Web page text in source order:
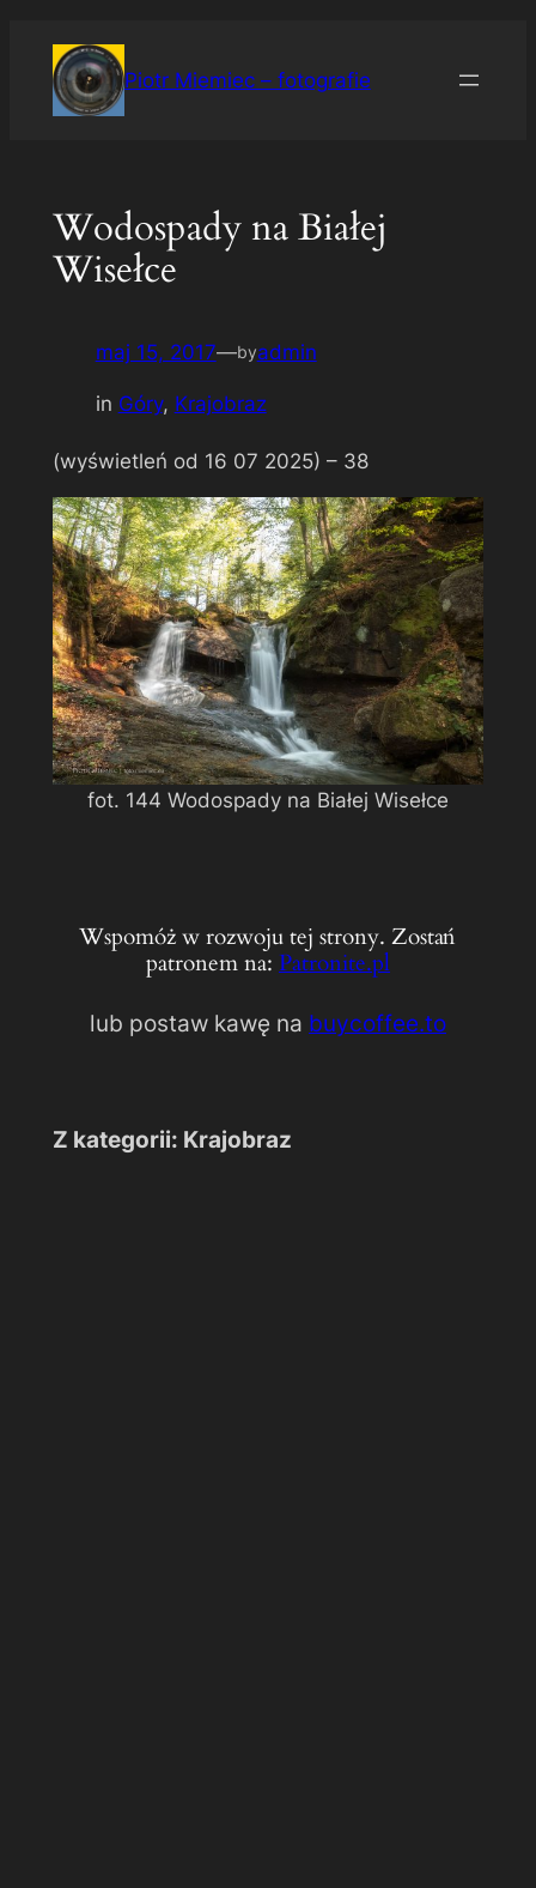
treści
Piotr Miemiec – fotografie
Wodospady na Białej
Wisełce
maj 15, 2017—byadmin
in Góry, Krajobraz
(wyświetleń od 16 07 2025) – 38
fot. 144 Wodospady na Białej Wisełce
Wspomóż w rozwoju tej strony. Zostań
patronem na: Patronite.pl
lub postaw kawę na buycoffee.to
Z kategorii: Krajobraz